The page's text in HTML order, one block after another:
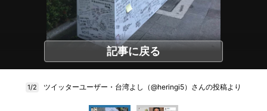
記事に戻る
1/2 ツイッターユーザー・台湾よし（@heringi5）さんの投稿より